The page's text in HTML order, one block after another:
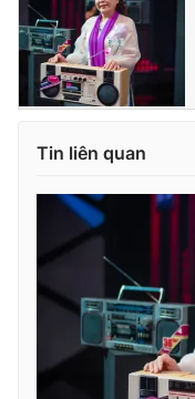
Tin liên quan